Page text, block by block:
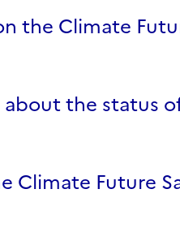
the Climate
the status
Future